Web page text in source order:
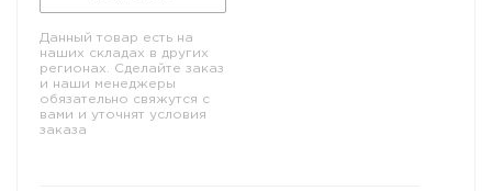
Данный товар есть на
наших складах в других
регионах. Сделайте заказ
и наши менеджеры
обязательно свяжутся с
вами и уточнят условия
заказа